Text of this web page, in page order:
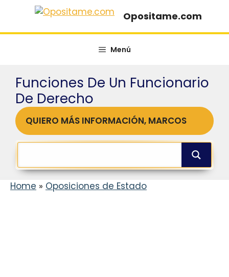
contenido
Opositame.com
Menú
Funciones De Un Funcionario
De Derecho
QUIERO MÁS INFORMACIÓN, MARCOS
Home » Oposiciones de Estado